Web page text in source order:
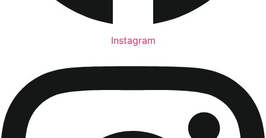
Instagram